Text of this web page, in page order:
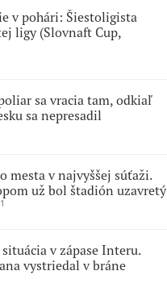
v pohári: Šiestoligista
ligy (Slovnaft Cup,
sa vracia tam, odkiaľ
sa nepresadil
mesta v najvyššej súťaži.
už bol štadión uzavretý
1
v zápase Interu.
vystriedal v bráne